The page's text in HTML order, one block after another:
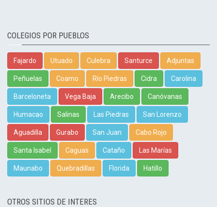
COLEGIOS POR PUEBLOS
Fajardo Utuado Culebra Santurce Adjuntas
Peñuelas Coamo Río Piedras Cidra Carolina
Barceloneta Vega Baja Arecibo Canóvanas
Humacao Salinas Las Piedras San Lorenzo
Aguadilla Gurabo San Juan Cabo Rojo
Santa Isabel Caguas Cataño Las Marías
Maunabo Quebradillas Florida Hatillo
OTROS SITIOS DE INTERES